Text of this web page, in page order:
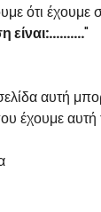
ότι έχουμε
είναι:.........."
αυτή
έχουμε αυτή